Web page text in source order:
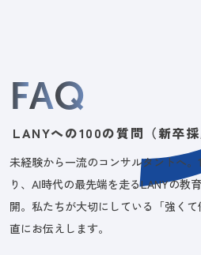
FAQ
LANYへの100の質問（新卒
未経験から一流のコンサルタントへ
り、AI時代の最先端を走るLANYの教
開。私たちが大切にしている「強く
直にお伝えします。